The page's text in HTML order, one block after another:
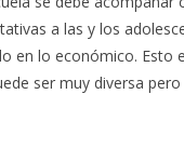
a las y los
en lo económico. Esto
ser muy diversa